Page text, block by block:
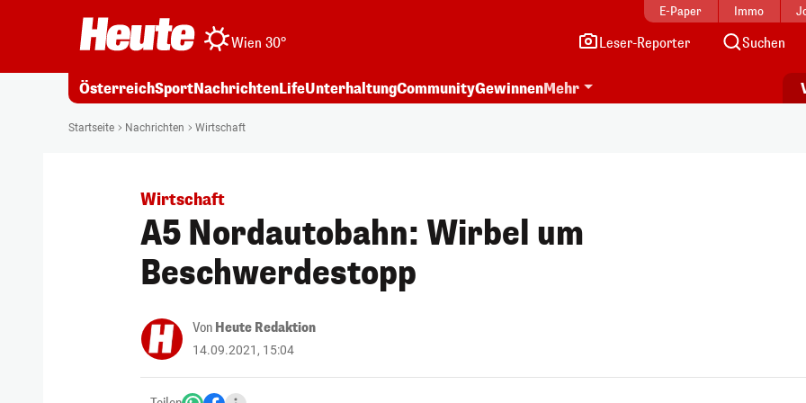
E-Paper Immo
Wien 30° Leser-Reporter Suchen
ÖsterreichSportNachrichtenLifeUnterhaltungCommunityGewinnenMehr
Startseite Nachrichten Wirtschaft
Wirtschaft
A5 Nordautobahn: Wirbel um
Beschwerdestopp
Von Heute Redaktion
14.09.2021, 15:04